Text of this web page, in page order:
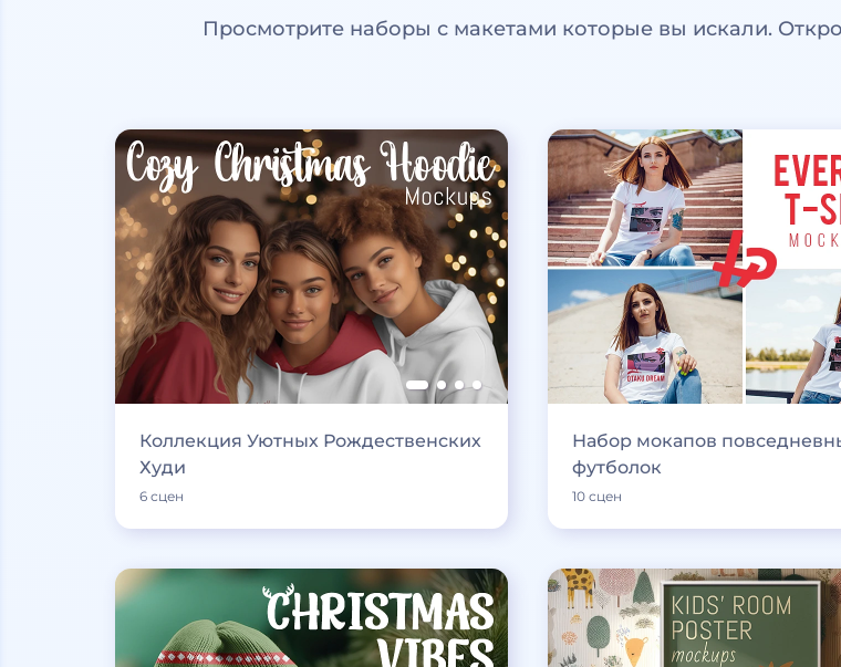
Просмотрите наборы с макетами которые вы искали.
Коллекция Уютных Рождественских
Худи
6 сцен
Набор мокапов
футболок
10 сцен